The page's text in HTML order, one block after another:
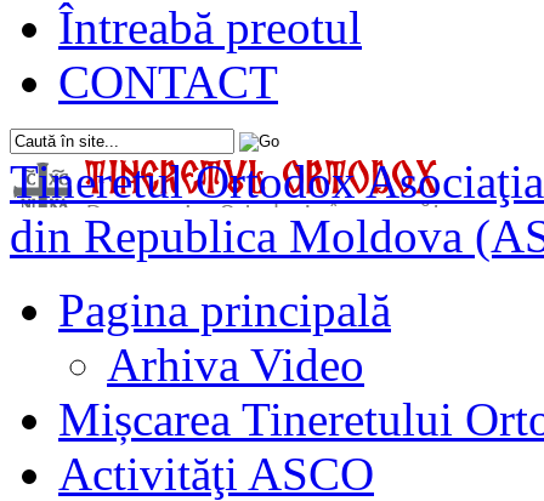
Întreabă preotul
CONTACT
Tineretul Ortodox
din Republica Moldova
Pagina principală
Arhiva Video
Mișcarea Tineretului
Activităţi ASCO